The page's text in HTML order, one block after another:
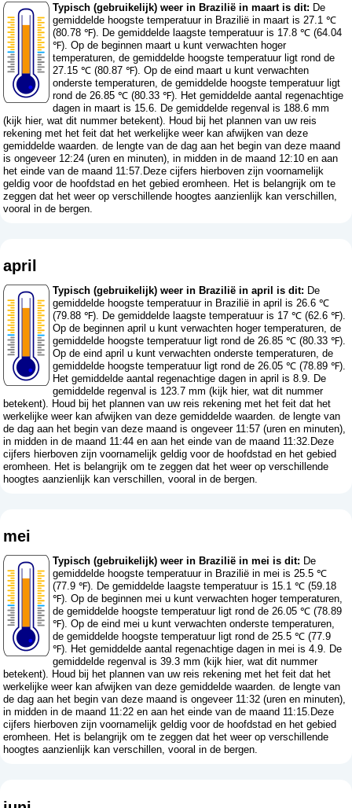
Typisch (gebruikelijk) weer in Brazilië in maart is dit: De
gemiddelde hoogste temperatuur in Brazilië in maart is 27.1 ℃
(80.78 ℉). De gemiddelde laagste temperatuur is 17.8 ℃ (64.04
℉). Op de beginnen maart u kunt verwachten hoger
temperaturen, de gemiddelde hoogste temperatuur ligt rond de
27.15 ℃ (80.87 ℉). Op de eind maart u kunt verwachten
onderste temperaturen, de gemiddelde hoogste temperatuur ligt
rond de 26.85 ℃ (80.33 ℉). Het gemiddelde aantal regenachtige
dagen in maart is 15.6. De gemiddelde regenval is 188.6 mm
(kijk hier, wat dit nummer betekent). Houd bij het plannen van uw reis
rekening met het feit dat het werkelijke weer kan afwijken van deze
gemiddelde waarden. de lengte van de dag aan het begin van deze maand
is ongeveer 12:24 (uren en minuten), in midden in de maand 12:10 en aan
het einde van de maand 11:57.Deze cijfers hierboven zijn voornamelijk
geldig voor de hoofdstad en het gebied eromheen. Het is belangrijk om te
zeggen dat het weer op verschillende hoogtes aanzienlijk kan verschillen,
vooral in de bergen.
april
Typisch (gebruikelijk) weer in Brazilië in april is dit: De
gemiddelde hoogste temperatuur in Brazilië in april is 26.6 ℃
(79.88 ℉). De gemiddelde laagste temperatuur is 17 ℃ (62.6 ℉).
Op de beginnen april u kunt verwachten hoger temperaturen, de
gemiddelde hoogste temperatuur ligt rond de 26.85 ℃ (80.33 ℉).
Op de eind april u kunt verwachten onderste temperaturen, de
gemiddelde hoogste temperatuur ligt rond de 26.05 ℃ (78.89 ℉).
Het gemiddelde aantal regenachtige dagen in april is 8.9. De
gemiddelde regenval is 123.7 mm (kijk hier, wat dit nummer
betekent). Houd bij het plannen van uw reis rekening met het feit dat het
werkelijke weer kan afwijken van deze gemiddelde waarden. de lengte van
de dag aan het begin van deze maand is ongeveer 11:57 (uren en minuten),
in midden in de maand 11:44 en aan het einde van de maand 11:32.Deze
cijfers hierboven zijn voornamelijk geldig voor de hoofdstad en het gebied
eromheen. Het is belangrijk om te zeggen dat het weer op verschillende
hoogtes aanzienlijk kan verschillen, vooral in de bergen.
mei
Typisch (gebruikelijk) weer in Brazilië in mei is dit: De
gemiddelde hoogste temperatuur in Brazilië in mei is 25.5 ℃
(77.9 ℉). De gemiddelde laagste temperatuur is 15.1 ℃ (59.18
℉). Op de beginnen mei u kunt verwachten hoger temperaturen,
de gemiddelde hoogste temperatuur ligt rond de 26.05 ℃ (78.89
℉). Op de eind mei u kunt verwachten onderste temperaturen,
de gemiddelde hoogste temperatuur ligt rond de 25.5 ℃ (77.9
℉). Het gemiddelde aantal regenachtige dagen in mei is 4.9. De
gemiddelde regenval is 39.3 mm (kijk hier, wat dit nummer
betekent). Houd bij het plannen van uw reis rekening met het feit dat het
werkelijke weer kan afwijken van deze gemiddelde waarden. de lengte van
de dag aan het begin van deze maand is ongeveer 11:32 (uren en minuten),
in midden in de maand 11:22 en aan het einde van de maand 11:15.Deze
cijfers hierboven zijn voornamelijk geldig voor de hoofdstad en het gebied
eromheen. Het is belangrijk om te zeggen dat het weer op verschillende
hoogtes aanzienlijk kan verschillen, vooral in de bergen.